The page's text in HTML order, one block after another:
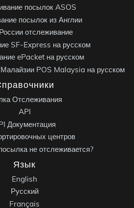
посылок ASOS
посылок из Англии
отслеживание
SF-Express на русском
ePacket на русском
POS Malaysia на русском
Отслеживания
API
Документация
центров
не отслеживается?
Язык
English
Русский
Français